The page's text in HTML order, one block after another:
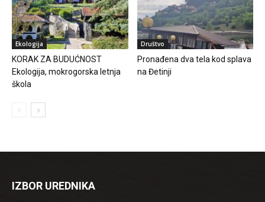
Ekologija
KORAK ZA BUDUĆNOST
Ekologija, mokrogorska letnja
škola
Društvo
Pronađena dva tela kod splava
na Đetinji
IZBOR UREDNIKA